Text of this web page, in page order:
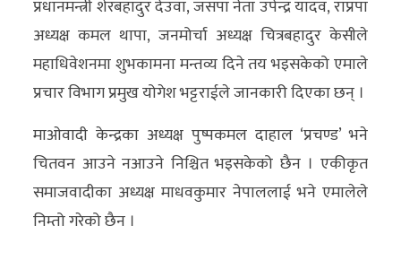
अन्तरर्वार्ता
विचार/
ब्लग
खेलकुद
अन्य
प्रधानमन्त्री शेरबहादुर देउवा, जसपा नेता उपेन्द्र यादव, राप्रपा
अध्यक्ष कमल थापा, जनमोर्चा अध्यक्ष चित्रबहादुर केसीले
महाधिवेशनमा शुभकामना मन्तव्य दिने तय भइसकेको एमाले
प्रचार विभाग प्रमुख योगेश भट्टराईले जानकारी दिएका छन् ।
माओवादी केन्द्रका अध्यक्ष पुष्पकमल दाहाल ‘प्रचण्ड’ भने
चितवन आउने नआउने निश्चित भइसकेको छैन । एकीकृत
समाजवादीका अध्यक्ष माधवकुमार नेपाललाई भने एमालेले
निम्तो गरेको छैन ।